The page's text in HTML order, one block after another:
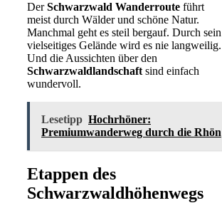
DerSchwarzwald Wanderroute führt
meist durch Wälder und schöne Natur.
Manchmal geht es steil bergauf. Durch sein
vielseitiges Gelände wird es nie langweilig.
Und die Aussichten über den
Schwarzwaldlandschaftsind einfach
wundervoll.
Lesetipp Hochrhöner:
Premiumwanderweg durch die Rhön
Etappen des
Schwarzwaldhöhenwegs